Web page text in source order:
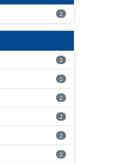
2
2
2
2
2
2
2